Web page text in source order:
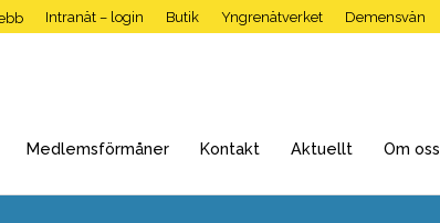
Intranät – login Butik Yngrenätverket Demensvän
Medlemsförmåner Kontakt Aktuellt Om oss